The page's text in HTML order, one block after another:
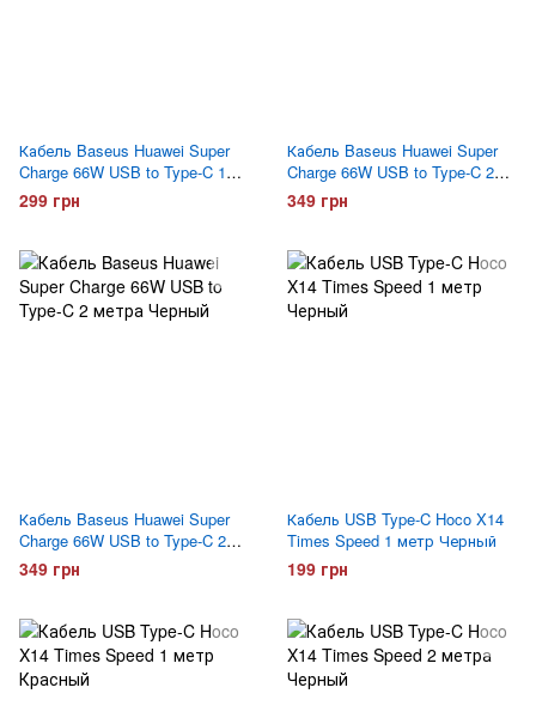
Кабель Baseus Huawei Super
Charge 66W USB to Type-C 1
метр Черный
299 грн
Кабель Baseus Huawei Super
Charge 66W USB to Type-C 2
метра Белый
349 грн
Кабель Baseus Huawei Super
Charge 66W USB to Type-C 2
метра Черный
349 грн
Кабель USB Type-C Hoco X14
Times Speed 1 метр Черный
199 грн